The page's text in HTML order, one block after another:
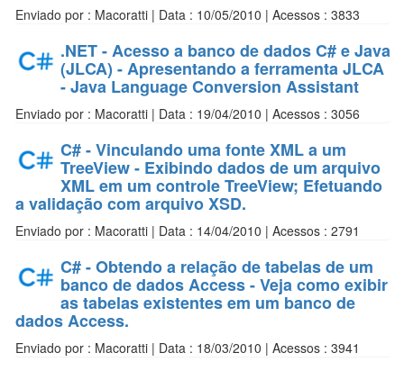
Enviado por : Macoratti | Data : 10/05/2010 | Acessos : 3833
.NET - Acesso a banco de dados C# e Java
(JLCA) - Apresentando a ferramenta JLCA
- Java Language Conversion Assistant
Enviado por : Macoratti | Data : 19/04/2010 | Acessos : 3056
C# - Vinculando uma fonte XML a um
TreeView - Exibindo dados de um arquivo
XML em um controle TreeView; Efetuando
a validação com arquivo XSD.
Enviado por : Macoratti | Data : 14/04/2010 | Acessos : 2791
C# - Obtendo a relação de tabelas de um
banco de dados Access - Veja como exibir
as tabelas existentes em um banco de
dados Access.
Enviado por : Macoratti | Data : 18/03/2010 | Acessos : 3941